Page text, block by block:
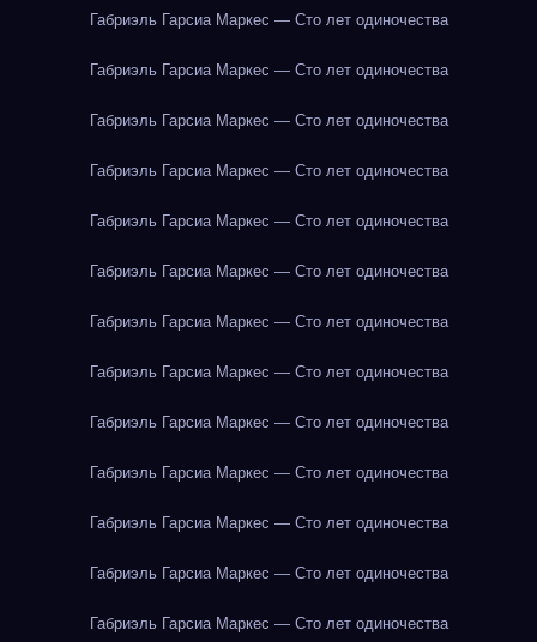
Габриэль Гарсиа Маркес — Сто лет одиночества
Габриэль Гарсиа Маркес — Сто лет одиночества
Габриэль Гарсиа Маркес — Сто лет одиночества
Габриэль Гарсиа Маркес — Сто лет одиночества
Габриэль Гарсиа Маркес — Сто лет одиночества
Габриэль Гарсиа Маркес — Сто лет одиночества
Габриэль Гарсиа Маркес — Сто лет одиночества
Габриэль Гарсиа Маркес — Сто лет одиночества
Габриэль Гарсиа Маркес — Сто лет одиночества
Габриэль Гарсиа Маркес — Сто лет одиночества
Габриэль Гарсиа Маркес — Сто лет одиночества
Габриэль Гарсиа Маркес — Сто лет одиночества
Габриэль Гарсиа Маркес — Сто лет одиночества